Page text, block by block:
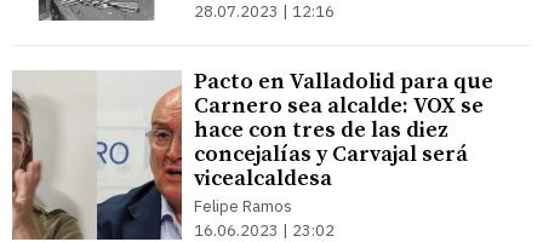
28.07.2023 | 12:16
Pacto en Valladolid para que
Carnero sea alcalde: VOX se
hace con tres de las diez
concejalías y Carvajal será
vicealcaldesa
Felipe Ramos
16.06.2023 | 23:02